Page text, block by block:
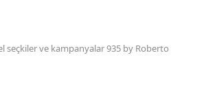
seçkiler ve kampanyalar 935 by Roberto